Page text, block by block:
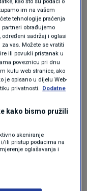
naša bi se
neskladu s
bi na papiru
bi u
i klimatske
i svoje
ako je
ograda kod
im na vašem
tehnologije praćenja
obrađujemo
određeni sadržaj i oglasi
vas. Možete se vratiti
ili povukli pristanak u
poveznicu pri dnu
kutu web stranice, ako
je opisano u dijelu Web-
privatnosti. Dodatne
kako bismo pružili
skeniranje
ili pristup podacima na
oglašavanja i